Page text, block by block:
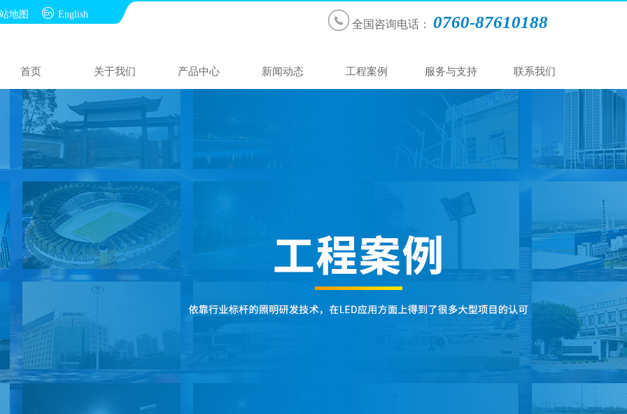
地图  English  全国咨询电话： 0760-87610188
首页 关于我们 产品中心 新闻动态 工程案例 服务与支持 联系我们